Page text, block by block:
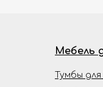
Мебель
Тумбы